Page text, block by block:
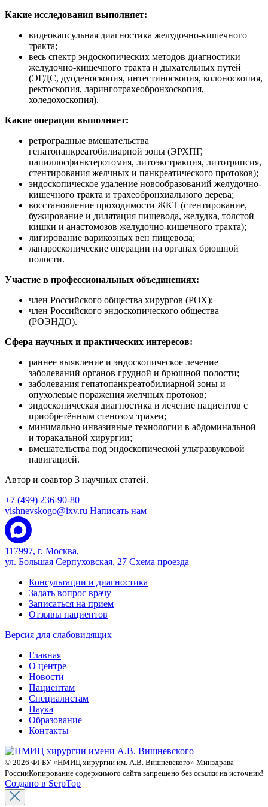
Какие исследования выполняет:
видеокапсульная диагностика желудочно-кишечного
тракта;
весь спектр эндоскопических методов диагностики
желудочно-кишечного тракта и дыхательных путей
(ЭГДС, дуоденоскопия, интестиноскопия, колоноскопия,
ректоскопия, ларинготрахеобронхоскопия,
холедохоскопия).
Какие операции выполняет:
ретроградные вмешательства
гепатопанкреатобилиарной зоны (ЭРХПГ,
папиллосфинктеротомия, литоэкстракция, литотрипсия,
стентирования желчных и панкреатического протоков);
эндоскопическое удаление новообразований желудочно-
кишечного тракта и трахеобронхиального дерева;
восстановление проходимости ЖКТ (стентирование,
бужирование и дилятация пищевода, желудка, толстой
кишки и анастомозов желудочно-кишечного тракта);
лигирование варикозных вен пищевода;
лапароскопические операции на органах брюшной
полости.
Участие в профессиональных объединениях:
член Российского общества хирургов (РОХ);
член Российского эндоскопического общества
(РОЭНДО).
Сфера научных и практических интересов:
раннее выявление и эндоскопическое лечение
заболеваний органов грудной и брюшной полости;
заболевания гепатопанкреатобилиарной зоны и
опухолевые поражения желчных протоков;
эндоскопическая диагностика и лечение пациентов с
приобретённым стенозом трахеи;
минимально инвазивные технологии в абдоминальной
и торакальной хирургии;
вмешательства под эндоскопической ультразвуковой
навигацией.
Автор и соавтор 3 научных статей.
+7 (499) 236-90-80
vishnevskogo@ixv.ru Написать нам
117997, г. Москва,
ул. Большая Серпуховская, 27 Схема проезда
Консультации и диагностика
Задать вопрос врачу
Записаться на прием
Отзывы пациентов
Версия для слабовидящих
Главная
О центре
Новости
Пациентам
Специалистам
Наука
Образование
Контакты
© 2026 ФГБУ «НМИЦ хирургии им. А.В. Вишневского» Минздрава
РоссииКопирование содержимого сайта запрещено без ссылки на источник!
Создано в SerpTop